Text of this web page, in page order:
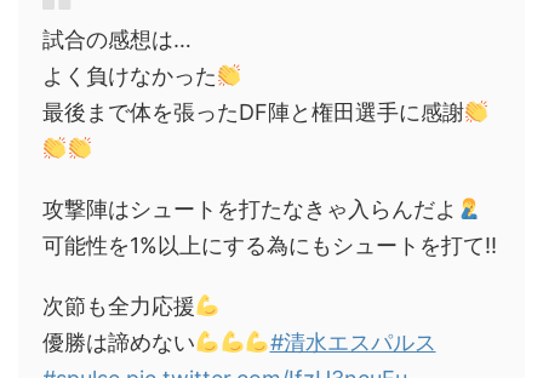
試合の感想は…
よく負けなかった
最後まで体を張ったDF陣と権田選手に感謝
攻撃陣はシュートを打たなきゃ入らんだよ
可能性を1%以上にする為にもシュートを打て‼︎
次節も全力応援
優勝は諦めない
#清水エスパルス